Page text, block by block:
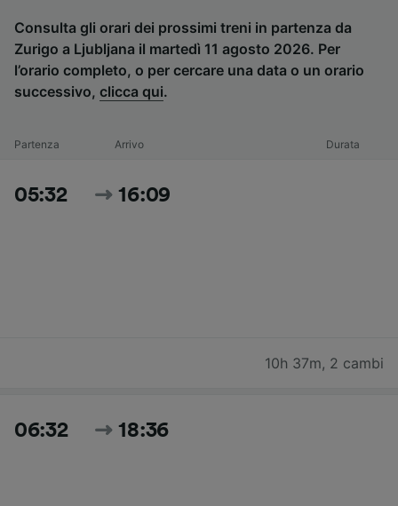
Consulta gli orari dei prossimi treni in partenza da
Zurigo a Ljubljana il martedì 11 agosto 2026. Per
l’orario completo, o per cercare una data o un orario
successivo, clicca qui.
Partenza Arrivo Durata
05:32 16:09
10h 37m, 2 cambi
06:32 18:36